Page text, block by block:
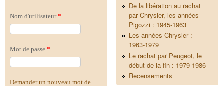
Nom d'utilisateur*
Mot de passe *
Demander un nouveau mot de
De la libération au rachat
par Chrysler, les années
Pigozzi : 1945-1963
Les années Chrysler :
1963-1979
Le rachat par Peugeot, le
début de la fin : 1979-1986
Recensements